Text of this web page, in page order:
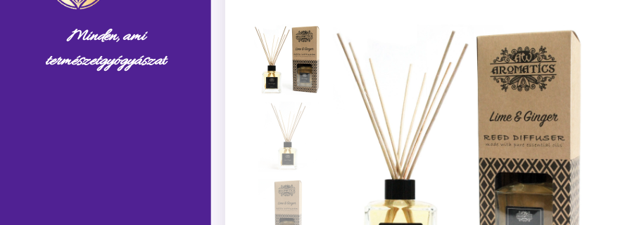
Minden, ami
természetgyógyászat